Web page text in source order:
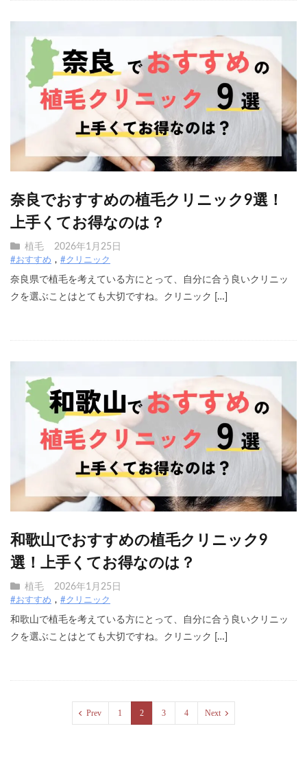
奈良でおすすめの植毛クリニック9選！
上手くてお得なのは？
植毛 2026年1月25日
#おすすめ #クリニック
奈良県で植毛を考えている方にとって、自分に合う良いクリニッ
クを選ぶことはとても大切ですね。クリニック […]
和歌山でおすすめの植毛クリニック9
選！上手くてお得なのは？
植毛 2026年1月25日
#おすすめ #クリニック
和歌山で植毛を考えている方にとって、自分に合う良いクリニッ
クを選ぶことはとても大切ですね。クリニック […]
Prev 1 2 3 4 Next